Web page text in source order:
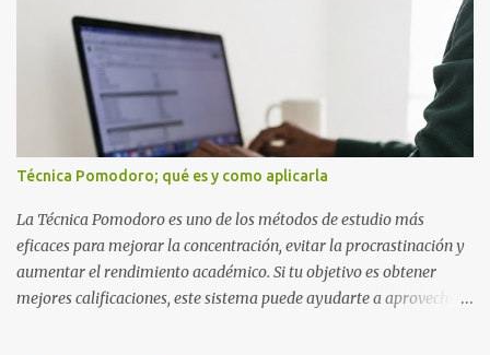
detalladamente en la siguiente imagen, donde hemos unificados
las 5 letras en una sola imagen. Letras individuales para descargar
Letra E color azul Letra F color rojo Letra G color Verde Letra H
Letra I Estas letras no solo destacan por sus colores vibrantes y su
diseño geométrico inspirado en el Reino Champiñón, sino que
también representan elementos clave de la saga: · E de Estrella :
El ítem que nos da la invencibilidad necesaria para atravesar
cualquier obstáculo. · ...
Técnica Pomodoro; qué es y como aplicarla
La Técnica Pomodoro es uno de los métodos de estudio más
eficaces para mejorar la concentración, evitar la procrastinación y
aumentar el rendimiento académico. Si tu objetivo es obtener
mejores calificaciones, este sistema puede ayudarte a aprovechar